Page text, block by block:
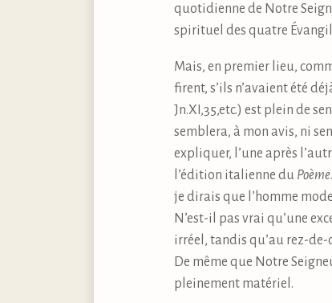
quotidienne de Notre
spirituel des quatre
Mais, en premier lieu,
firent, s’ils n’avaient été
Jn.XI,35,etc.) est plein de
semblera, à mon avis, ni
expliquer, l’une après
l’édition italienne du Poème
je dirais que l’homme
N’est-il pas vrai qu’une
irréel, tandis qu’au rez-de-
De même que Notre
pleinement matériel.